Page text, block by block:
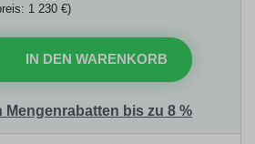
1 230 €)
IN DEN WARENKORB
Mengenrabatten bis zu 8 %